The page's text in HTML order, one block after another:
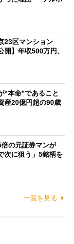
23区マンション
開】年収500万円、
“本命”であること
産20億円超の90歳
倍の元証券マンが
次に狙う」5銘柄を
一覧を見る